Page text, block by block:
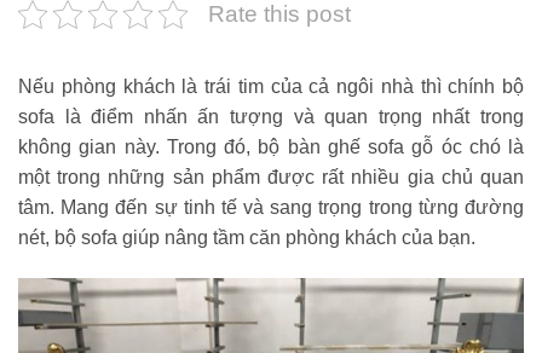
Rate this post
Nếu phòng khách là trái tim của cả ngôi nhà thì chính bộ
sofa là điểm nhấn ấn tượng và quan trọng nhất trong
không gian này. Trong đó, bộ bàn ghế sofa gỗ óc chó là
một trong những sản phẩm được rất nhiều gia chủ quan
tâm. Mang đến sự tinh tế và sang trọng trong từng đường
nét, bộ sofa giúp nâng tầm căn phòng khách của bạn.